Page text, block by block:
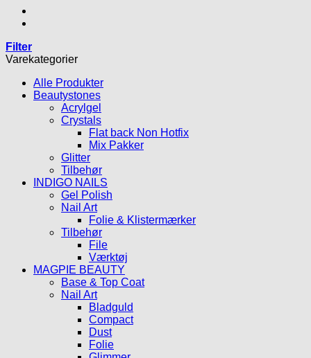
Filter
Varekategorier
Alle Produkter
Beautystones
Acrylgel
Crystals
Flat back Non Hotfix
Mix Pakker
Glitter
Tilbehør
INDIGO NAILS
Gel Polish
Nail Art
Folie & Klistermærker
Tilbehør
File
Værktøj
MAGPIE BEAUTY
Base & Top Coat
Nail Art
Bladguld
Compact
Dust
Folie